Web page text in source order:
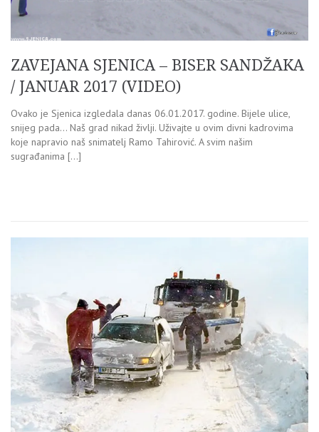
ZAVEJANA SJENICA – BISER SANDŽAKA
/ JANUAR 2017 (VIDEO)
Ovako je Sjenica izgledala danas 06.01.2017. godine. Bijele ulice,
snijeg pada… Naš grad nikad življi. Uživajte u ovim divni kadrovima
koje napravio naš snimatelj Ramo Tahirović. A svim našim
sugrađanima […]